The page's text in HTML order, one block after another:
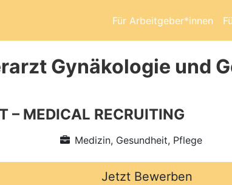
Für Arbeitgeber*innen
Gynäkologie und
– MEDICAL RECRUITING
Medizin, Gesundheit, Pflege
Jetzt Bewerben